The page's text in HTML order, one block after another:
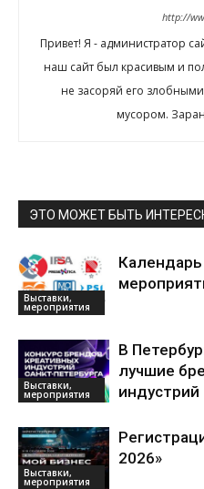
http://
Привет! Я - администратор
наш сайт был красивым и
не засоряй его
мусором.
ЭТО МОЖЕТ БЫТЬ
Выставки,
мероприятия
Выставки,
мероприятия
В
лучшие
индустрий
Выставки,
мероприятия
2026»